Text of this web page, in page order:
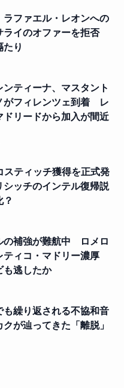
ラファエル・レオンへの
ライのオファーを拒否
たり
ンティーナ、マスタント
がフィレンツェ到着 レ
ドリードから加入が間近
スティッチ獲得を正式発
ッチのインテル復帰説
？
の補強が難航中 ロメロ
ティコ・マドリー濃厚
も逃したか
も繰り返される不協和音
が辿ってきた「離脱」